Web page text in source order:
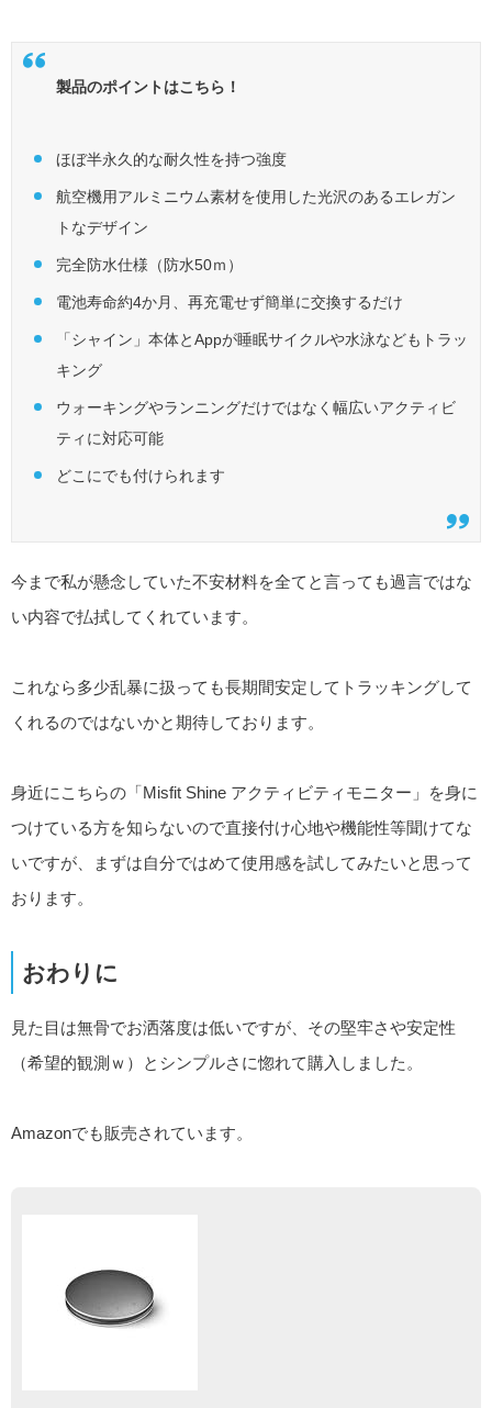
製品のポイントはこちら！
ほぼ半永久的な耐久性を持つ強度
航空機用アルミニウム素材を使用した光沢のあるエレガン
トなデザイン
完全防水仕様（防水50ｍ）
電池寿命約4か月、再充電せず簡単に交換するだけ
「シャイン」本体とAppが睡眠サイクルや水泳などもトラッ
キング
ウォーキングやランニングだけではなく幅広いアクティビ
ティに対応可能
どこにでも付けられます
今まで私が懸念していた不安材料を全てと言っても過言ではな
い内容で払拭してくれています。
これなら多少乱暴に扱っても長期間安定してトラッキングして
くれるのではないかと期待しております。
身近にこちらの「Misfit Shine アクティビティモニター」を身に
つけている方を知らないので直接付け心地や機能性等聞けてな
いですが、まずは自分ではめて使用感を試してみたいと思って
おります。
おわりに
見た目は無骨でお洒落度は低いですが、その堅牢さや安定性
（希望的観測ｗ）とシンプルさに惚れて購入しました。
Amazonでも販売されています。